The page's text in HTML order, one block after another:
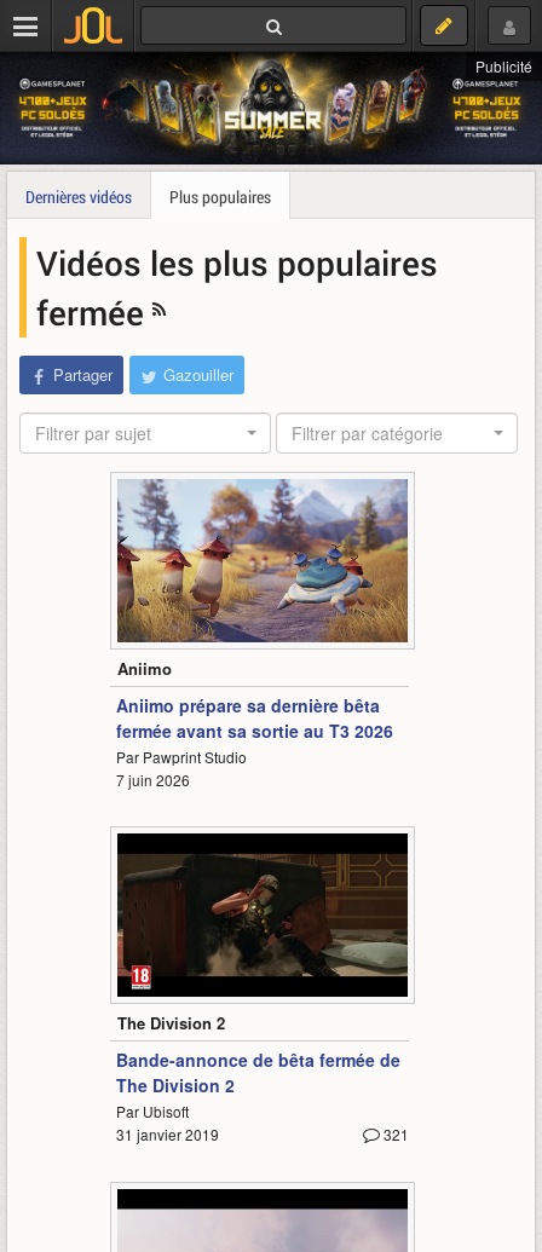
Publicité
Dernières vidéos Plus populaires
Vidéos les plus populaires
fermée
Partager Gazouiller
Filtrer par sujet Filtrer par catégorie
1:57
Aniimo
Aniimo prépare sa dernière bêta
fermée avant sa sortie au T3 2026
Par Pawprint Studio
7 juin 2026
1:38
The Division 2
Bande-annonce de bêta fermée de
The Division 2
Par Ubisoft
321
31 janvier 2019